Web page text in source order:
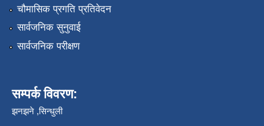
चौमासिक प्रगति प्रतिवेदन
सार्वजनिक सुनुवाई
सार्वजनिक परीक्षण
सम्पर्क विवरण:
झनझने ,सिन्धुली